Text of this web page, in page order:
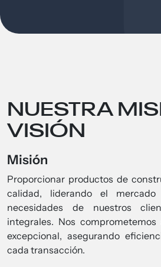
NUESTRA
VISIÓN
Misión
Proporcionar productos de
calidad, liderando el
necesidades de nuestros
integrales. Nos
excepcional, asegurando
cada transacción.